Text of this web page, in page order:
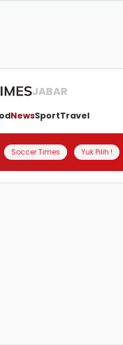
JABAR
NewsSportTravel
Soccer Times Yuk Pilih !